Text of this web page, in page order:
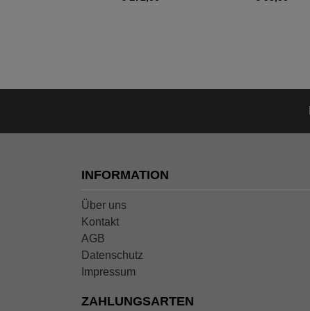
INFORMATION
Über uns
Kontakt
AGB
Datenschutz
Impressum
ZAHLUNGSARTEN